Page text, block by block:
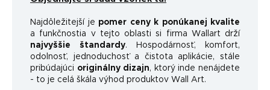
Najdôležitejší je pomer ceny k ponúkanej kvalite
a funkčnostia v tejto oblasti si firma Wallart drží
najvyššie štandardy. Hospodárnosť, komfort,
odolnosť, jednoduchosť a čistota aplikácie, stále
pribúdajúci originálny dizajn, ktorý inde nenájdete
- to je celá škála výhod produktov Wall Art.